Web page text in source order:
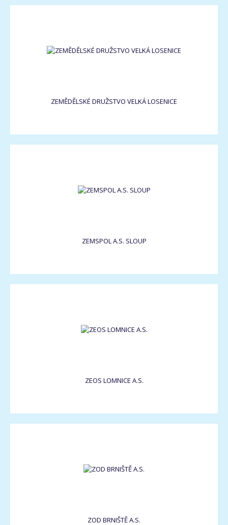
ZEMĚDĚLSKÉ DRUŽSTVO VELKÁ LOSENICE
ZEMSPOL A.S. SLOUP
ZEOS LOMNICE A.S.
ZOD BRNIŠTĚ A.S.